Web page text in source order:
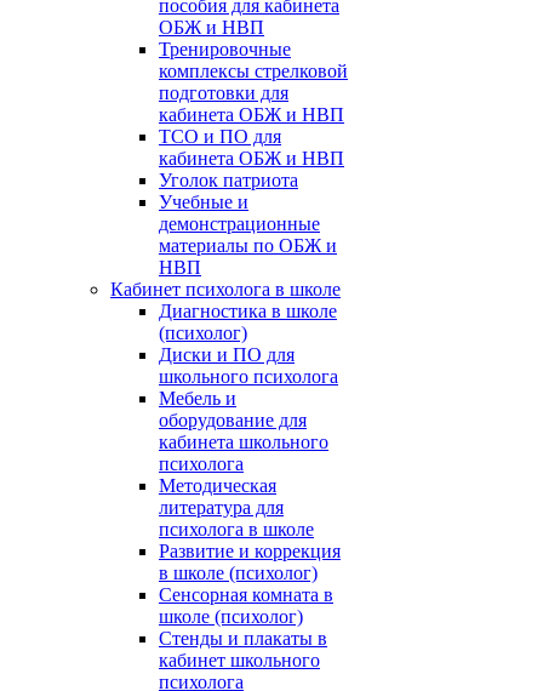
пособия для кабинета
ОБЖ и НВП
Тренировочные
комплексы стрелковой
подготовки для
кабинета ОБЖ и НВП
ТСО и ПО для
кабинета ОБЖ и НВП
Уголок патриота
Учебные и
демонстрационные
материалы по ОБЖ и
НВП
Кабинет психолога в школе
Диагностика в школе
(психолог)
Диски и ПО для
школьного психолога
Мебель и
оборудование для
кабинета школьного
психолога
Методическая
литература для
психолога в школе
Развитие и коррекция
в школе (психолог)
Сенсорная комната в
школе (психолог)
Стенды и плакаты в
кабинет школьного
психолога